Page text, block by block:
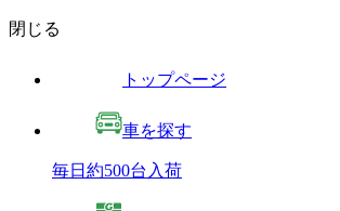
閉じる
トップページ
車を探す
毎日約500台入荷